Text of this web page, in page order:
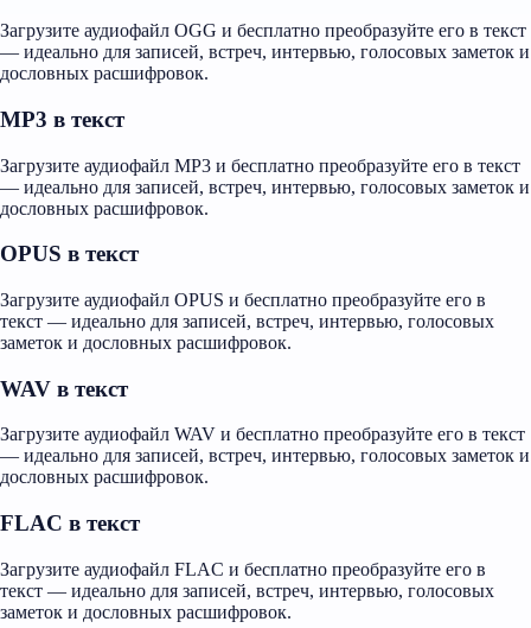
Загрузите аудиофайл OGG и бесплатно преобразуйте его в текст
— идеально для записей, встреч, интервью, голосовых заметок и
дословных расшифровок.
MP3 в текст
Загрузите аудиофайл MP3 и бесплатно преобразуйте его в текст
— идеально для записей, встреч, интервью, голосовых заметок и
дословных расшифровок.
OPUS в текст
Загрузите аудиофайл OPUS и бесплатно преобразуйте его в
текст — идеально для записей, встреч, интервью, голосовых
заметок и дословных расшифровок.
WAV в текст
Загрузите аудиофайл WAV и бесплатно преобразуйте его в текст
— идеально для записей, встреч, интервью, голосовых заметок и
дословных расшифровок.
FLAC в текст
Загрузите аудиофайл FLAC и бесплатно преобразуйте его в
текст — идеально для записей, встреч, интервью, голосовых
заметок и дословных расшифровок.